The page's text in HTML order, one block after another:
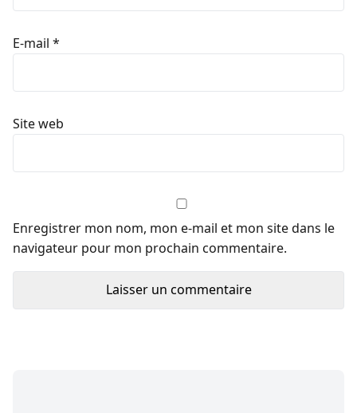
E-mail *
Site web
Enregistrer mon nom, mon e-mail et mon site dans le
navigateur pour mon prochain commentaire.